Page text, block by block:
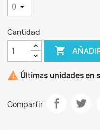
Cantidad

 Últimas unidades en
Compartir
Crear lista de